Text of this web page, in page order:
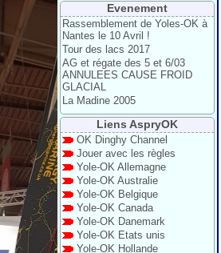
Evenement
Rassemblement de Yoles-OK à
Nantes le 10 Avril !
Tour des lacs 2017
AG et régate des 5 et 6/03
ANNULEES CAUSE FROID
GLACIAL
La Madine 2005
Liens AspryOK
OK Dinghy Channel
Jouer avec les règles
Yole-OK Allemagne
Yole-OK Australie
Yole-OK Belgique
Yole-OK Canada
Yole-OK Danemark
Yole-OK Etats unis
Yole-OK Hollande